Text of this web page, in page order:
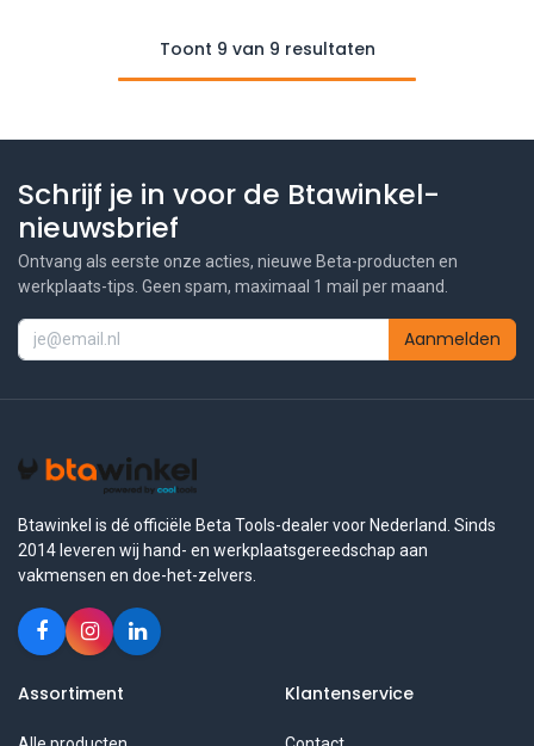
Toont 9 van 9 resultaten
Schrijf je in voor de Btawinkel-
nieuwsbrief
Ontvang als eerste onze acties, nieuwe Beta-producten en
werkplaats-tips. Geen spam, maximaal 1 mail per maand.
Aanmelden
Btawinkel is dé officiële Beta Tools-dealer voor Nederland. Sinds
2014 leveren wij hand- en werkplaatsgereedschap aan
vakmensen en doe-het-zelvers.
Assortiment Klantenservice